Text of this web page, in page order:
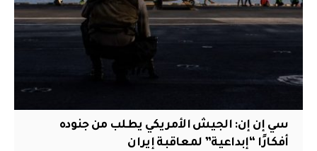
سي إن إن: الجيش الأمريكي يطلب من جنوده
أفكارًا “إبداعية” لمعاقبة إيران